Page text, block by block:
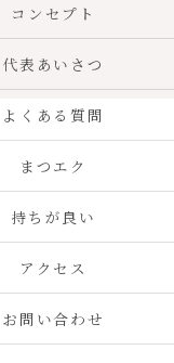
コンセプト
代表あいさつ
よくある質問
まつエク
持ちが良い
アクセス
お問い合わせ